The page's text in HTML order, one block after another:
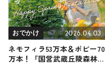
おでかけ 2026.04.03
ネモフィラ53万本＆ポピー70
万本！『国営武蔵丘陵森林公